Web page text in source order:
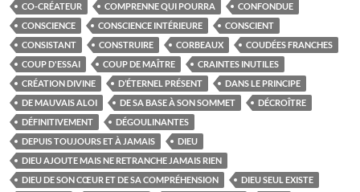
CO-CRÉATEUR COMPRENNE QUI POURRA
CONFONDUE
CONSCIENCE
CONSCIENCE INTÉRIEURE
CONSCIENT
CONSISTANT
CONSTRUIRE CORBEAUX
COUDÉES FRANCHES
COUP D'ESSAI
COUP DE MAÎTRE
CRAINTES INUTILES
CRÉATION DIVINE
D’ÉTERNEL PRÉSENT
DANS LE PRINCIPE
DE MAUVAIS ALOI
DE SA BASE À SON SOMMET
DÉCROÎTRE
DÉFINITIVEMENT
DÉGOULINANTES
DEPUIS TOUJOURS ET À JAMAIS
DIEU
DIEU AJOUTE MAIS NE RETRANCHE JAMAIS RIEN
DIEU DE SON CŒUR ET DE SA COMPRÉHENSION
DIEU SEUL EXISTE